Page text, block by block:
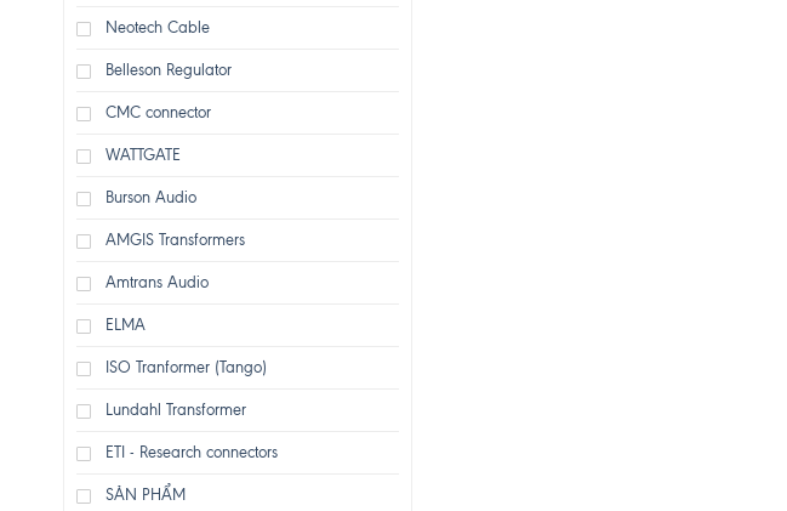
Neotech Cable
Belleson Regulator
CMC connector
WATTGATE
Burson Audio
AMGIS Transformers
Amtrans Audio
ELMA
ISO Tranformer (Tango)
Lundahl Transformer
ETI - Research connectors
SẢN PHẨM